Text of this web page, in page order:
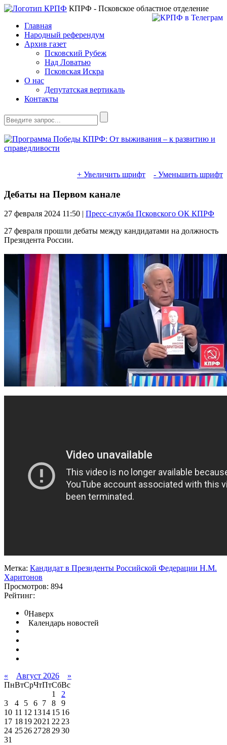
КПРФ - Псковское областное отделение
Главная
Народный референдум
Архив газет
Псковский Рубеж
Над Ловатью
Псковская Искра
О нас
Депутатская вертикаль
Контакты
+ Увеличить шрифт - Уменьшить шрифт
Дебаты на Первом канале
27 февраля 2024 11:50 | Пресс-служба Псковского ОК КПРФ
27 февраля прошли дебаты между кандидатами на должность
Президента России.
Метка: Кандидат в Президенты Российской Федерации Н.М.
Харитонов
Просмотров: 894
Рейтинг:
0Наверх
Календарь новостей
« Август 2026
»
ПнВтСрЧтПтСбВс
1
2
3
4 5 6 7 8
9
10 11 12 1314 15 16
17 18192021 2223
24 252627282930
31